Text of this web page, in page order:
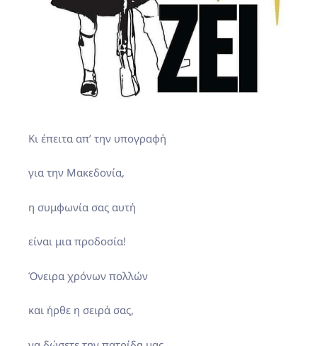
Κι έπειτα απ’ την υπογραφή
για την Μακεδονία,
η συμφωνία σας αυτή
είναι μια προδοσία!
Όνειρα χρόνων πολλών
και ήρθε η σειρά σας,